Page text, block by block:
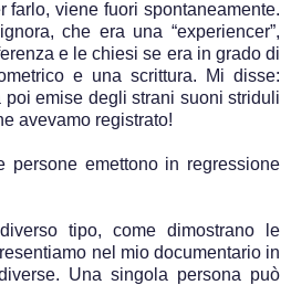
farlo, viene fuori spontaneamente.
che era una “experiencer”,
e le chiesi se era in grado di
e una scrittura. Mi disse:
poi emise degli strani suoni striduli
avevamo registrato!
persone emettono in regressione
tipo, come dimostrano le
nel mio documentario in
Una singola persona può